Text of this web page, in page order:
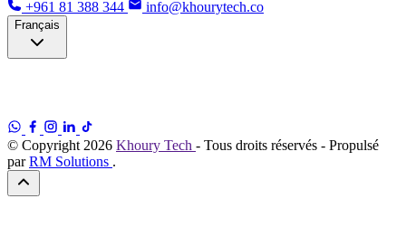
+961 81 388 344 info@khourytech.co
Français
© Copyright 2026 Khoury Tech - Tous droits réservés - Propulsé
parRM Solutions .